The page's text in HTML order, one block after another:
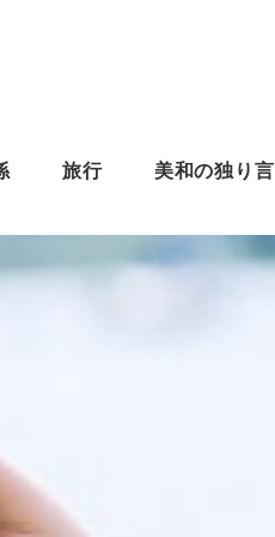
旅行 美和の独り言